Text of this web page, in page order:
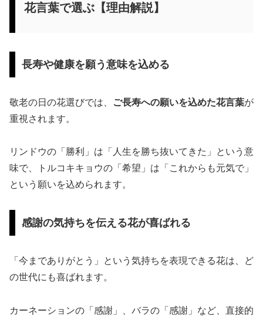
花言葉で選ぶ【理由解説】
長寿や健康を願う意味を込める
敬老の日の花選びでは、 ご長寿への願いを込めた花言葉が
重視されます。
リンドウの「勝利」は「人生を勝ち抜いてきた」という意
味で、トルコキキョウの「希望」は「これからも元気で」
という願いを込められます。
感謝の気持ちを伝える花が喜ばれる
「今までありがとう」という気持ちを表現できる花は、ど
の世代にも喜ばれます。
カーネーションの「感謝」、バラの「感謝」など、直接的